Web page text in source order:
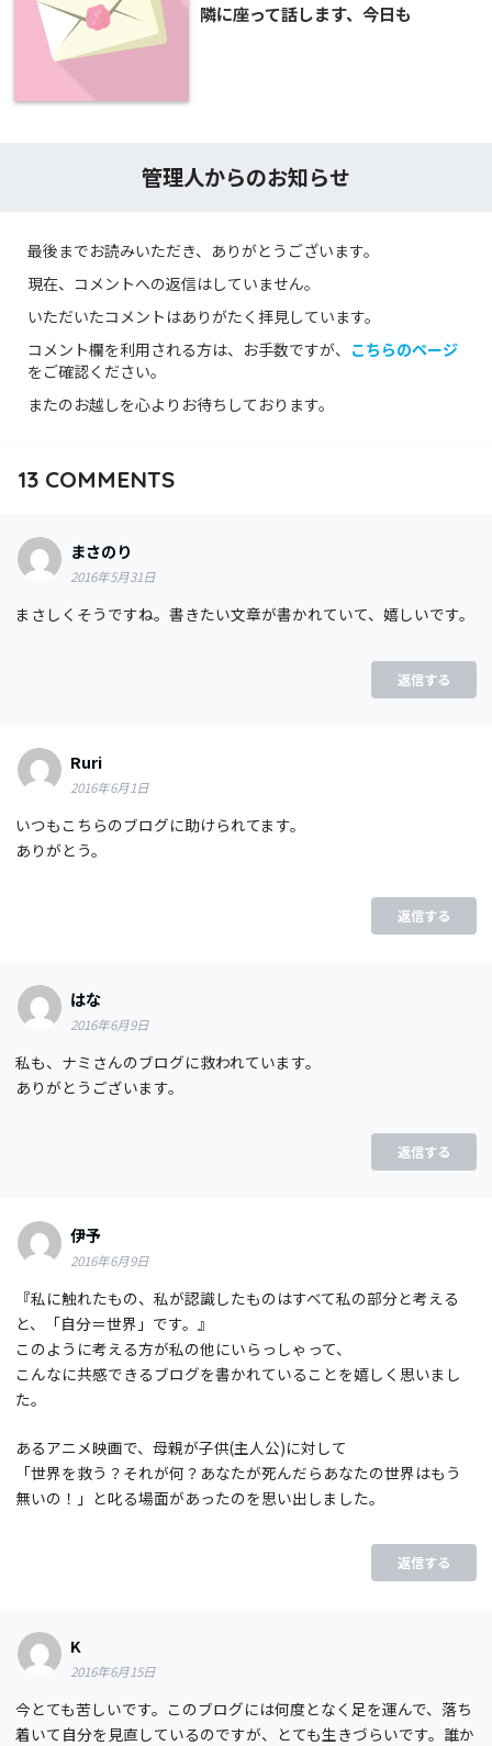
隣に座って話します、今日も
管理人からのお知らせ
最後までお読みいただき、ありがとうございます。
現在、コメントへの返信はしていません。
いただいたコメントはありがたく拝見しています。
コメント欄を利用される方は、お手数ですが、 こちらのページ
をご確認ください。
またのお越しを心よりお待ちしております。
13COMMENTS
まさのり
2016年5月31日
まさしくそうですね。書きたい文章が書かれていて、嬉しいです。
返信する
Ruri
2016年6月1日
いつもこちらのブログに助けられてます。
ありがとう。
返信する
はな
2016年6月9日
私も、ナミさんのブログに救われています。
ありがとうございます。
返信する
伊予
2016年6月9日
『私に触れたもの、私が認識したものはすべて私の部分と考える
と、「自分＝世界」です。』
このように考える方が私の他にいらっしゃって、
こんなに共感できるブログを書かれていることを嬉しく思いまし
た。
あるアニメ映画で、母親が子供(主人公)に対して
「世界を救う？それが何？あなたが死んだらあなたの世界はもう
無いの！」と叱る場面があったのを思い出しました。
返信する
K
2016年6月15日
今とても苦しいです。このブログには何度となく足を運んで、落ち
着いて自分を見直しているのですが、とても生きづらいです。誰か